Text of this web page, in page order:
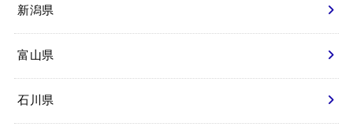
新潟県
富山県
石川県